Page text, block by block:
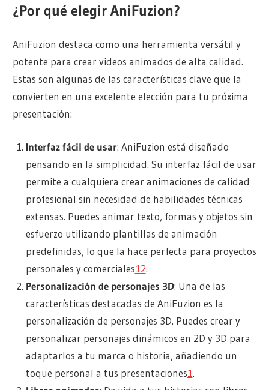
¿Por qué elegir AniFuzion?
AniFuzion destaca como una herramienta versátil y
potente para crear videos animados de alta calidad.
Estas son algunas de las características clave que la
convierten en una excelente elección para tu próxima
presentación:
Interfaz fácil de usar: AniFuzion está diseñado
pensando en la simplicidad. Su interfaz fácil de usar
permite a cualquiera crear animaciones de calidad
profesional sin necesidad de habilidades técnicas
extensas. Puedes animar texto, formas y objetos sin
esfuerzo utilizando plantillas de animación
predefinidas, lo que la hace perfecta para proyectos
personales y comerciales12.
Personalización de personajes 3D: Una de las
características destacadas de AniFuzion es la
personalización de personajes 3D. Puedes crear y
personalizar personajes dinámicos en 2D y 3D para
adaptarlos a tu marca o historia, añadiendo un
toque personal a tus presentaciones1.